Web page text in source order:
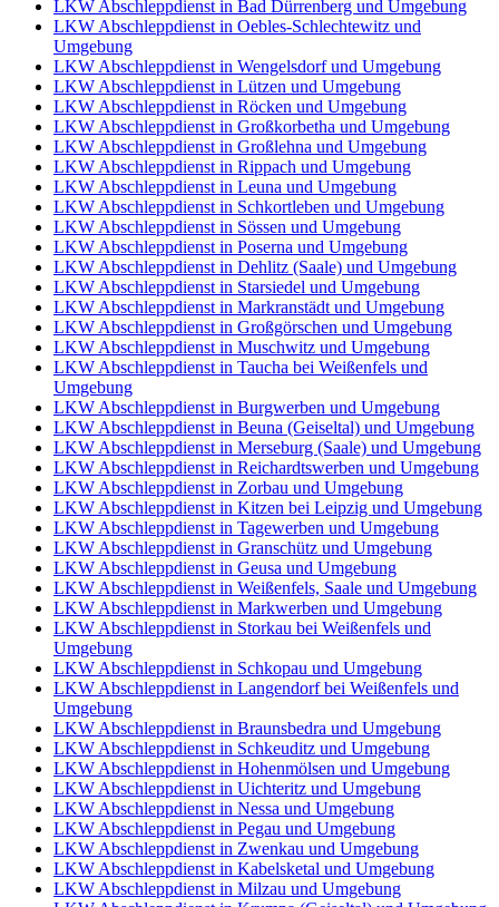
LKW Abschleppdienst in Bad Dürrenberg und Umgebung
LKW Abschleppdienst in Oebles-Schlechtewitz und
Umgebung
LKW Abschleppdienst in Wengelsdorf und Umgebung
LKW Abschleppdienst in Lützen und Umgebung
LKW Abschleppdienst in Röcken und Umgebung
LKW Abschleppdienst in Großkorbetha und Umgebung
LKW Abschleppdienst in Großlehna und Umgebung
LKW Abschleppdienst in Rippach und Umgebung
LKW Abschleppdienst in Leuna und Umgebung
LKW Abschleppdienst in Schkortleben und Umgebung
LKW Abschleppdienst in Sössen und Umgebung
LKW Abschleppdienst in Poserna und Umgebung
LKW Abschleppdienst in Dehlitz (Saale) und Umgebung
LKW Abschleppdienst in Starsiedel und Umgebung
LKW Abschleppdienst in Markranstädt und Umgebung
LKW Abschleppdienst in Großgörschen und Umgebung
LKW Abschleppdienst in Muschwitz und Umgebung
LKW Abschleppdienst in Taucha bei Weißenfels und
Umgebung
LKW Abschleppdienst in Burgwerben und Umgebung
LKW Abschleppdienst in Beuna (Geiseltal) und Umgebung
LKW Abschleppdienst in Merseburg (Saale) und Umgebung
LKW Abschleppdienst in Reichardtswerben und Umgebung
LKW Abschleppdienst in Zorbau und Umgebung
LKW Abschleppdienst in Kitzen bei Leipzig und Umgebung
LKW Abschleppdienst in Tagewerben und Umgebung
LKW Abschleppdienst in Granschütz und Umgebung
LKW Abschleppdienst in Geusa und Umgebung
LKW Abschleppdienst in Weißenfels, Saale und Umgebung
LKW Abschleppdienst in Markwerben und Umgebung
LKW Abschleppdienst in Storkau bei Weißenfels und
Umgebung
LKW Abschleppdienst in Schkopau und Umgebung
LKW Abschleppdienst in Langendorf bei Weißenfels und
Umgebung
LKW Abschleppdienst in Braunsbedra und Umgebung
LKW Abschleppdienst in Schkeuditz und Umgebung
LKW Abschleppdienst in Hohenmölsen und Umgebung
LKW Abschleppdienst in Uichteritz und Umgebung
LKW Abschleppdienst in Nessa und Umgebung
LKW Abschleppdienst in Pegau und Umgebung
LKW Abschleppdienst in Zwenkau und Umgebung
LKW Abschleppdienst in Kabelsketal und Umgebung
LKW Abschleppdienst in Milzau und Umgebung